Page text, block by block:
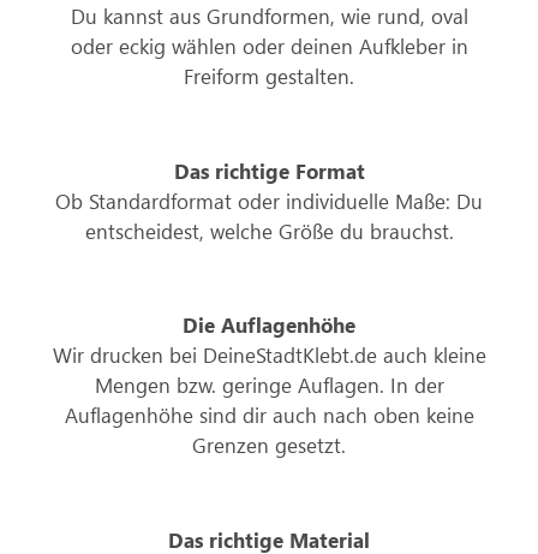
Du kannst aus Grundformen, wie rund, oval
oder eckig wählen oder deinen Aufkleber in
Freiform gestalten.
Das richtige Format
Ob Standardformat oder individuelle Maße: Du
entscheidest, welche Größe du brauchst.
Die Auflagenhöhe
Wir drucken bei DeineStadtKlebt.de auch kleine
Mengen bzw. geringe Auflagen. In der
Auflagenhöhe sind dir auch nach oben keine
Grenzen gesetzt.
Das richtige Material